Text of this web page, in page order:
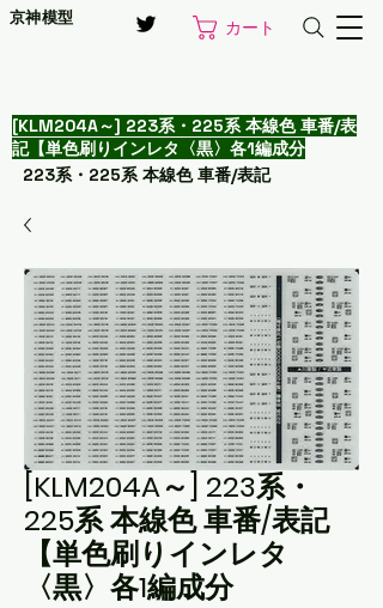
京神模型 カート
[KLM204A～] 223系・225系 本線色 車番/表
記【単色刷りインレタ〈黒〉各1編成分
223系・225系 本線色 車番/表記
[KLM204A～] 223系・
225系 本線色 車番/表記
【単色刷りインレタ
〈黒〉各1編成分